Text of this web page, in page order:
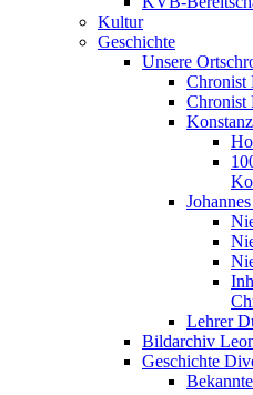
Kultur
Geschichte
Unsere
Chronist
Chronist
Lehrer
Bildarchiv
Geschichte